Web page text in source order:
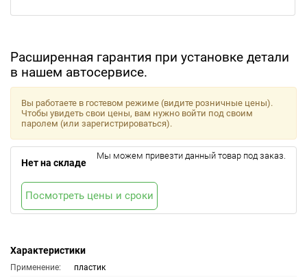
Расширенная гарантия при установке детали
в нашем автосервисе.
Характеристики
Применение:
пластик
Вы работаете в гостевом режиме (видите розничные цены).
Чтобы увидеть свои цены, вам нужно войти под своим
паролем (или зарегистрироваться).
Нет на складе
Мы можем привезти данный товар под заказ.
Посмотреть цены и сроки